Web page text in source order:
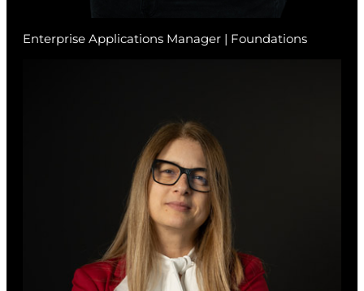
Enterprise Applications Manager | Foundations